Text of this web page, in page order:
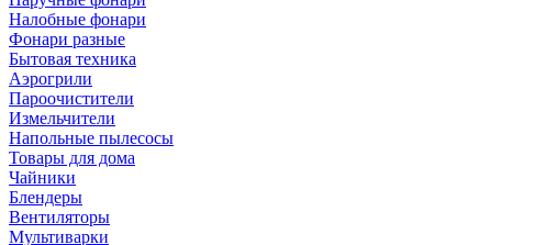
Налобные фонари
Фонари разные
Бытовая техника
Аэрогрили
Пароочистители
Измельчители
Напольные пылесосы
Товары для дома
Чайники
Блендеры
Вентиляторы
Мультиварки